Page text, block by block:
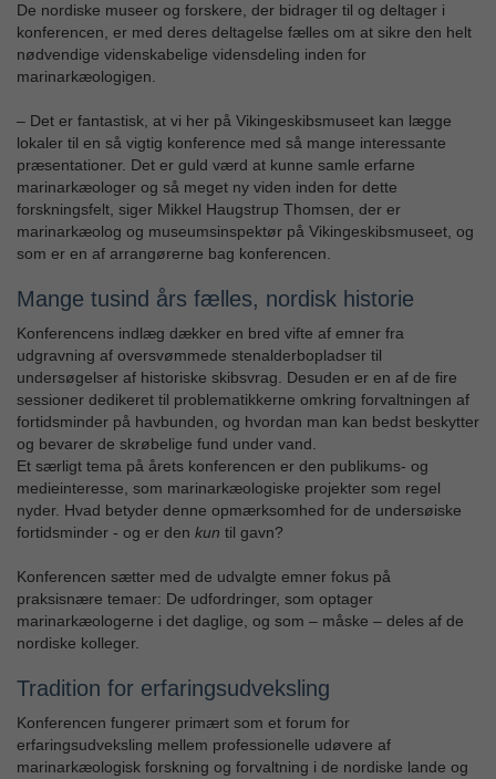
De nordiske museer og forskere, der bidrager til og deltager i
konferencen, er med deres deltagelse fælles om at sikre den helt
nødvendige videnskabelige vidensdeling inden for
marinarkæologigen.
– Det er fantastisk, at vi her på Vikingeskibsmuseet kan lægge
lokaler til en så vigtig konference med så mange interessante
præsentationer. Det er guld værd at kunne samle erfarne
marinarkæologer og så meget ny viden inden for dette
forskningsfelt, siger Mikkel Haugstrup Thomsen, der er
marinarkæolog og museumsinspektør på Vikingeskibsmuseet, og
som er en af arrangørerne bag konferencen.
Mange tusind års fælles, nordisk historie
Konferencens indlæg dækker en bred vifte af emner fra
udgravning af oversvømmede stenalderbopladser til
undersøgelser af historiske skibsvrag. Desuden er en af de fire
sessioner dedikeret til problematikkerne omkring forvaltningen af
fortidsminder på havbunden, og hvordan man kan bedst beskytter
og bevarer de skrøbelige fund under vand.
Et særligt tema på årets konferencen er den publikums- og
medieinteresse, som marinarkæologiske projekter som regel
nyder. Hvad betyder denne opmærksomhed for de undersøiske
fortidsminder - og er den kun til gavn?
Konferencen sætter med de udvalgte emner fokus på
praksisnære temaer: De udfordringer, som optager
marinarkæologerne i det daglige, og som – måske – deles af de
nordiske kolleger.
Tradition for erfaringsudveksling
Konferencen fungerer primært som et forum for
erfaringsudveksling mellem professionelle udøvere af
marinarkæologisk forskning og forvaltning i de nordiske lande og